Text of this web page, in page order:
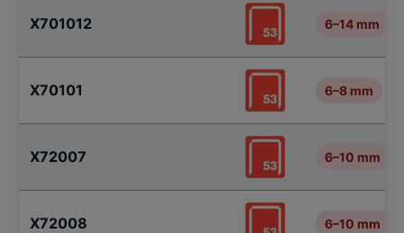
X701012 6–14 mm
X70101 6–8 mm
X72007 6–10 mm
X72008 6–10 mm